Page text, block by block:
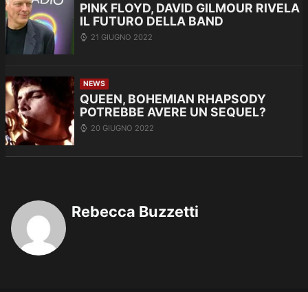
PINK FLOYD, DAVID GILMOUR RIVELA
IL FUTURO DELLA BAND
21 GIUGNO 2022
NEWS
QUEEN, BOHEMIAN RHAPSODY
POTREBBE AVERE UN SEQUEL?
20 GIUGNO 2022
Rebecca Buzzetti